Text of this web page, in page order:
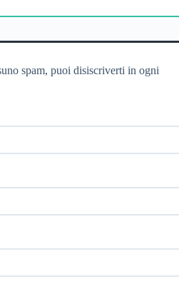
spam, puoi disiscriverti in ogni